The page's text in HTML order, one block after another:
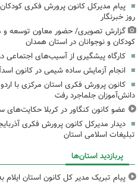
پیام مدیرکل کانون پرورش فکری
روز خبرنگار
گزارش تصویری/ حضور معاون توسعه و
کودکان و نوجوانان در استان همدان
کارگاه پیشگیری از آسیب‌های اجتماعی
انجام آزمایش ساده شیمی در کانون
کانون پرورش فکری استان مرکزی با
دانش‌آموزان جلماجرد رفت
عضو کانون کنگاور در کربلا حکایت‌های
دیدار مدیرکل کانون پرورش فکری
تبلیغات اسلامی استان
پربازدید استان‌ها
پیام تبریک مدیر کل کانون استان ایلام